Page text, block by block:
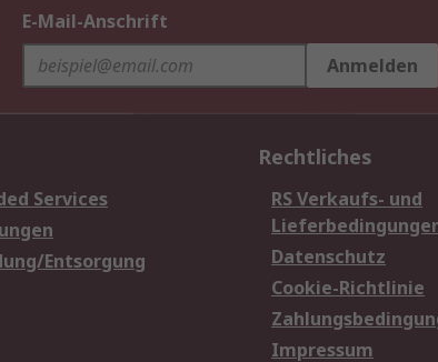
E-Mail-Anschrift
Anmelden
Services
Entsorgung
Rechtliches
RS Verkaufs- und
Datenschutz
Cookie-Richtlinie
Impressum